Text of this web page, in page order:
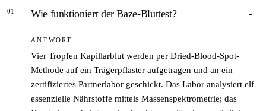
01 Wie funktioniert der Baze-Bluttest?
ANTWORT
Vier Tropfen Kapillarblut werden per Dried-Blood-Spot-
Methode auf ein Trägerpflaster aufgetragen und an ein
zertifiziertes Partnerlabor geschickt. Das Labor analysiert elf
essenzielle Nährstoffe mittels Massenspektrometrie; das